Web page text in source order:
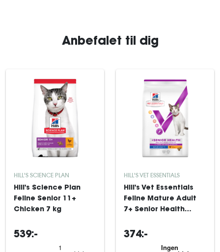
Anbefalet til dig
HILL'S SCIENCE PLAN
Hill's Science Plan
Feline Senior 11+
Chicken 7 kg
539:-
HILL'S VET ESSENTIALS
Hill's Vet Essentials
Feline Mature Adult
7+ Senior Health
374:-